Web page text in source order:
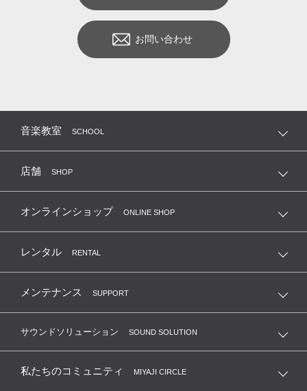
お問い合わせ
音楽教室 SCHOOL
店舗 SHOP
オンラインショップ ONLINE SHOP
レンタル RENTAL
メンテナンス SUPPORT
サウンドソリューション SOUND SOLUTION
私たちのコミュニティ MIYAJI CIRCLE